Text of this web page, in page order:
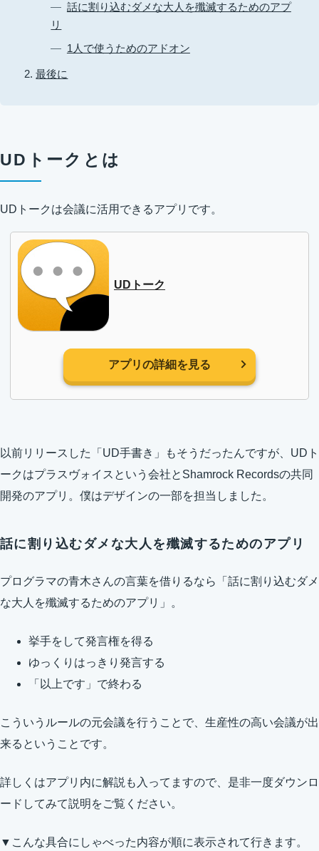
話に割り込むダメな大人を殲滅するためのアプ
リ
1人で使うためのアドオン
最後に
UDトークとは
UDトークは会議に活用できるアプリです。
UDトーク
アプリの詳細を見る
以前リリースした「UD手書き」もそうだったんですが、UDト
ークはプラスヴォイスという会社とShamrock Recordsの共同
開発のアプリ。僕はデザインの一部を担当しました。
話に割り込むダメな大人を殲滅するためのアプリ
プログラマの青木さんの言葉を借りるなら「話に割り込むダメ
な大人を殲滅するためのアプリ」。
挙手をして発言権を得る
ゆっくりはっきり発言する
「以上です」で終わる
こういうルールの元会議を行うことで、生産性の高い会議が出
来るということです。
詳しくはアプリ内に解説も入ってますので、是非一度ダウンロ
ードしてみて説明をご覧ください。
▼こんな具合にしゃべった内容が順に表示されて行きます。